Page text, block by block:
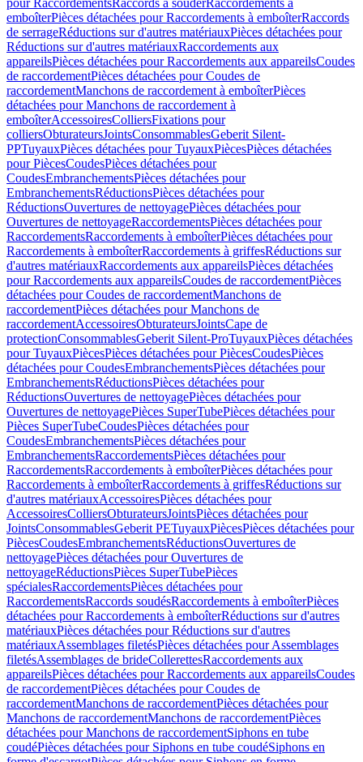
pour RaccordementsRaccords à souderRaccordements à
emboîterPièces détachées pour Raccordements à emboîterRaccords
de serrageRéductions sur d'autres matériauxPièces détachées pour
Réductions sur d'autres matériauxRaccordements aux
appareilsPièces détachées pour Raccordements aux appareilsCoudes
de raccordementPièces détachées pour Coudes de
raccordementManchons de raccordement à emboîterPièces
détachées pour Manchons de raccordement à
emboîterAccessoiresColliersFixations pour
colliersObturateursJointsConsommablesGeberit Silent-
PPTuyauxPièces détachées pour TuyauxPiècesPièces détachées
pour PiècesCoudesPièces détachées pour
CoudesEmbranchementsPièces détachées pour
EmbranchementsRéductionsPièces détachées pour
RéductionsOuvertures de nettoyagePièces détachées pour
Ouvertures de nettoyageRaccordementsPièces détachées pour
RaccordementsRaccordements à emboîterPièces détachées pour
Raccordements à emboîterRaccordements à griffesRéductions sur
d'autres matériauxRaccordements aux appareilsPièces détachées
pour Raccordements aux appareilsCoudes de raccordementPièces
détachées pour Coudes de raccordementManchons de
raccordementPièces détachées pour Manchons de
raccordementAccessoiresObturateursJointsCape de
protectionConsommablesGeberit Silent-ProTuyauxPièces détachées
pour TuyauxPiècesPièces détachées pour PiècesCoudesPièces
détachées pour CoudesEmbranchementsPièces détachées pour
EmbranchementsRéductionsPièces détachées pour
RéductionsOuvertures de nettoyagePièces détachées pour
Ouvertures de nettoyagePièces SuperTubePièces détachées pour
Pièces SuperTubeCoudesPièces détachées pour
CoudesEmbranchementsPièces détachées pour
EmbranchementsRaccordementsPièces détachées pour
RaccordementsRaccordements à emboîterPièces détachées pour
Raccordements à emboîterRaccordements à griffesRéductions sur
d'autres matériauxAccessoiresPièces détachées pour
AccessoiresColliersObturateursJointsPièces détachées pour
JointsConsommablesGeberit PETuyauxPiècesPièces détachées pour
PiècesCoudesEmbranchementsRéductionsOuvertures de
nettoyagePièces détachées pour Ouvertures de
nettoyageRéductionsPièces SuperTubePièces
spécialesRaccordementsPièces détachées pour
RaccordementsRaccords soudésRaccordements à emboîterPièces
détachées pour Raccordements à emboîterRéductions sur d'autres
matériauxPièces détachées pour Réductions sur d'autres
matériauxAssemblages filetésPièces détachées pour Assemblages
filetésAssemblages de brideCollerettesRaccordements aux
appareilsPièces détachées pour Raccordements aux appareilsCoudes
de raccordementPièces détachées pour Coudes de
raccordementManchons de raccordementPièces détachées pour
Manchons de raccordementManchons de raccordementPièces
détachées pour Manchons de raccordementSiphons en tube
coudéPièces détachées pour Siphons en tube coudéSiphons en